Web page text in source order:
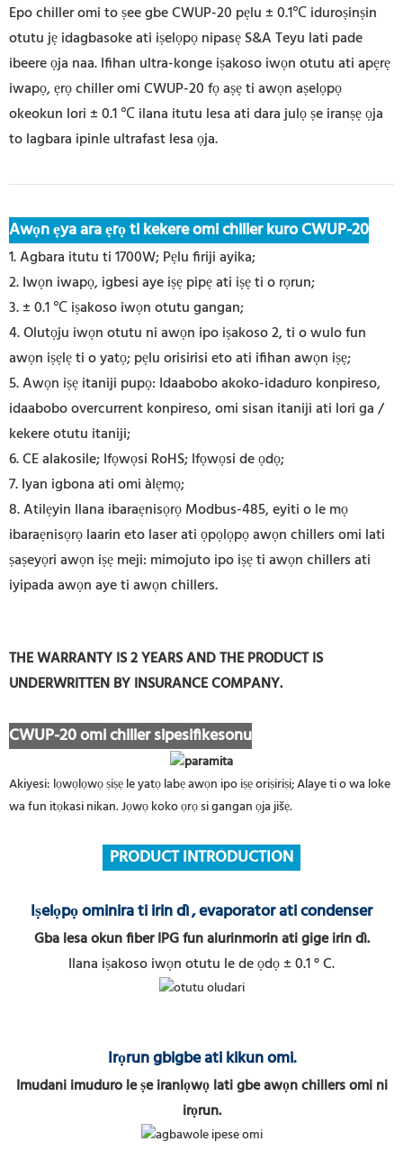
Epo chiller omi to ṣee gbe CWUP-20 pẹlu ± 0.1℃ iduroṣinṣin
otutu jẹ idagbasoke ati iṣelọpọ nipasẹ S&A Teyu lati pade
ibeere ọja naa. Ifihan ultra-konge iṣakoso iwọn otutu ati apẹrẹ
iwapọ, ẹrọ chiller omi CWUP-20 fọ aṣẹ ti awọn aṣelọpọ
okeokun lori ± 0.1 ℃ ilana itutu lesa ati dara julọ ṣe iranṣẹ ọja
to lagbara ipinleultrafast lesa ọja.
Awọn ẹya ara ẹrọ ti kekere omi chiller kuro CWUP-20
1. Agbara itutu ti 1700W; Pẹlu firiji ayika;
2. Iwọn iwapọ, igbesi aye iṣẹ pipẹ ati iṣẹ ti o rọrun;
3. ± 0.1 ℃ iṣakoso iwọn otutu gangan;
4. Olutọju iwọn otutu ni awọn ipo iṣakoso 2, ti o wulo fun
awọn iṣẹlẹ ti o yatọ; pẹlu orisirisi eto ati ifihan awọn iṣẹ;
5. Awọn iṣẹ itaniji pupọ: Idaabobo akoko-idaduro konpireso,
idaabobo overcurrent konpireso, omi sisan itaniji ati lori ga /
kekere otutu itaniji;
6. CE alakosile; Ifọwọsi RoHS; Ifọwọsi de ọdọ;
7. Iyan igbona ati omi àlẹmọ;
8.Atilẹyin Ilana ibaraẹnisọrọ Modbus-485, eyiti o le mọ
ibaraẹnisọrọ laarin eto laser ati ọpọlọpọ awọn chillers omi lati
ṣaṣeyọri awọn iṣẹ meji: mimojuto ipo iṣẹ ti awọn chillers ati
iyipada awọn aye ti awọn chillers.
THE WARRANTY IS 2 YEARS AND THE PRODUCT IS
UNDERWRITTEN BY INSURANCE COMPANY.
CWUP-20 omi chiller sipesifikesonu
Akiyesi: lọwọlọwọ ṣiṣẹ le yatọ labẹ awọn ipo iṣẹ oriṣiriṣi; Alaye ti o wa loke
wa fun itọkasi nikan. Jọwọ koko ọrọ si gangan ọja jišẹ.
PRODUCT INTRODUCTION
Iṣelọpọ ominira ti irin dì, evaporator ati condenser
Gba lesa okun fiber IPG fun alurinmorin ati gige irin dì.
Ilana iṣakoso iwọn otutu le de ọdọ ± 0.1 ° C.
Irọrun gbigbe ati kikun omi.
Imudani imuduro le ṣe iranlọwọ lati gbe awọn chillers omi ni
irọrun.